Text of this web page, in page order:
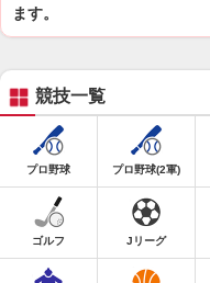
ます。
競技一覧
プロ野球 プロ野球(2軍)
ゴルフ Jリーグ